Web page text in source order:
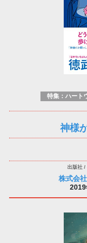
神様
株式会
2019